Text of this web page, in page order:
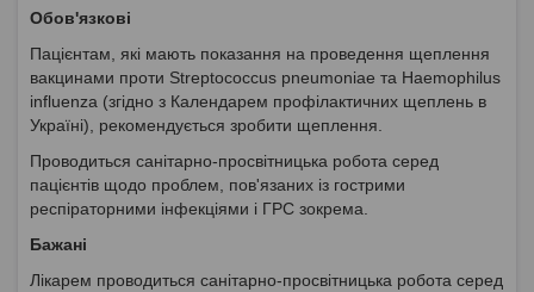
Обов'язкові
Пацієнтам, які мають показання на проведення щеплення
вакцинами проти Streptococcus pneumoniae та Haemophilus
influenza (згідно з Календарем профілактичних щеплень в
Україні), рекомендується зробити щеплення.
Проводиться санітарно-просвітницька робота серед
пацієнтів щодо проблем, пов'язаних із гострими
респіраторними інфекціями і ГРС зокрема.
Бажані
Лікарем проводиться санітарно-просвітницька робота серед